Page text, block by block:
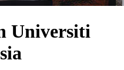
Universiti